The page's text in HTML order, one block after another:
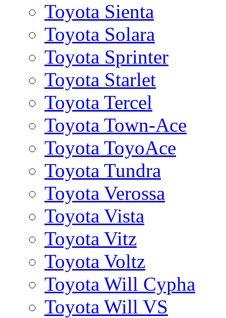
Toyota Sienta
Toyota Solara
Toyota Sprinter
Toyota Starlet
Toyota Tercel
Toyota Town-Ace
Toyota ToyoAce
Toyota Tundra
Toyota Verossa
Toyota Vista
Toyota Vitz
Toyota Voltz
Toyota Will Cypha
Toyota Will VS